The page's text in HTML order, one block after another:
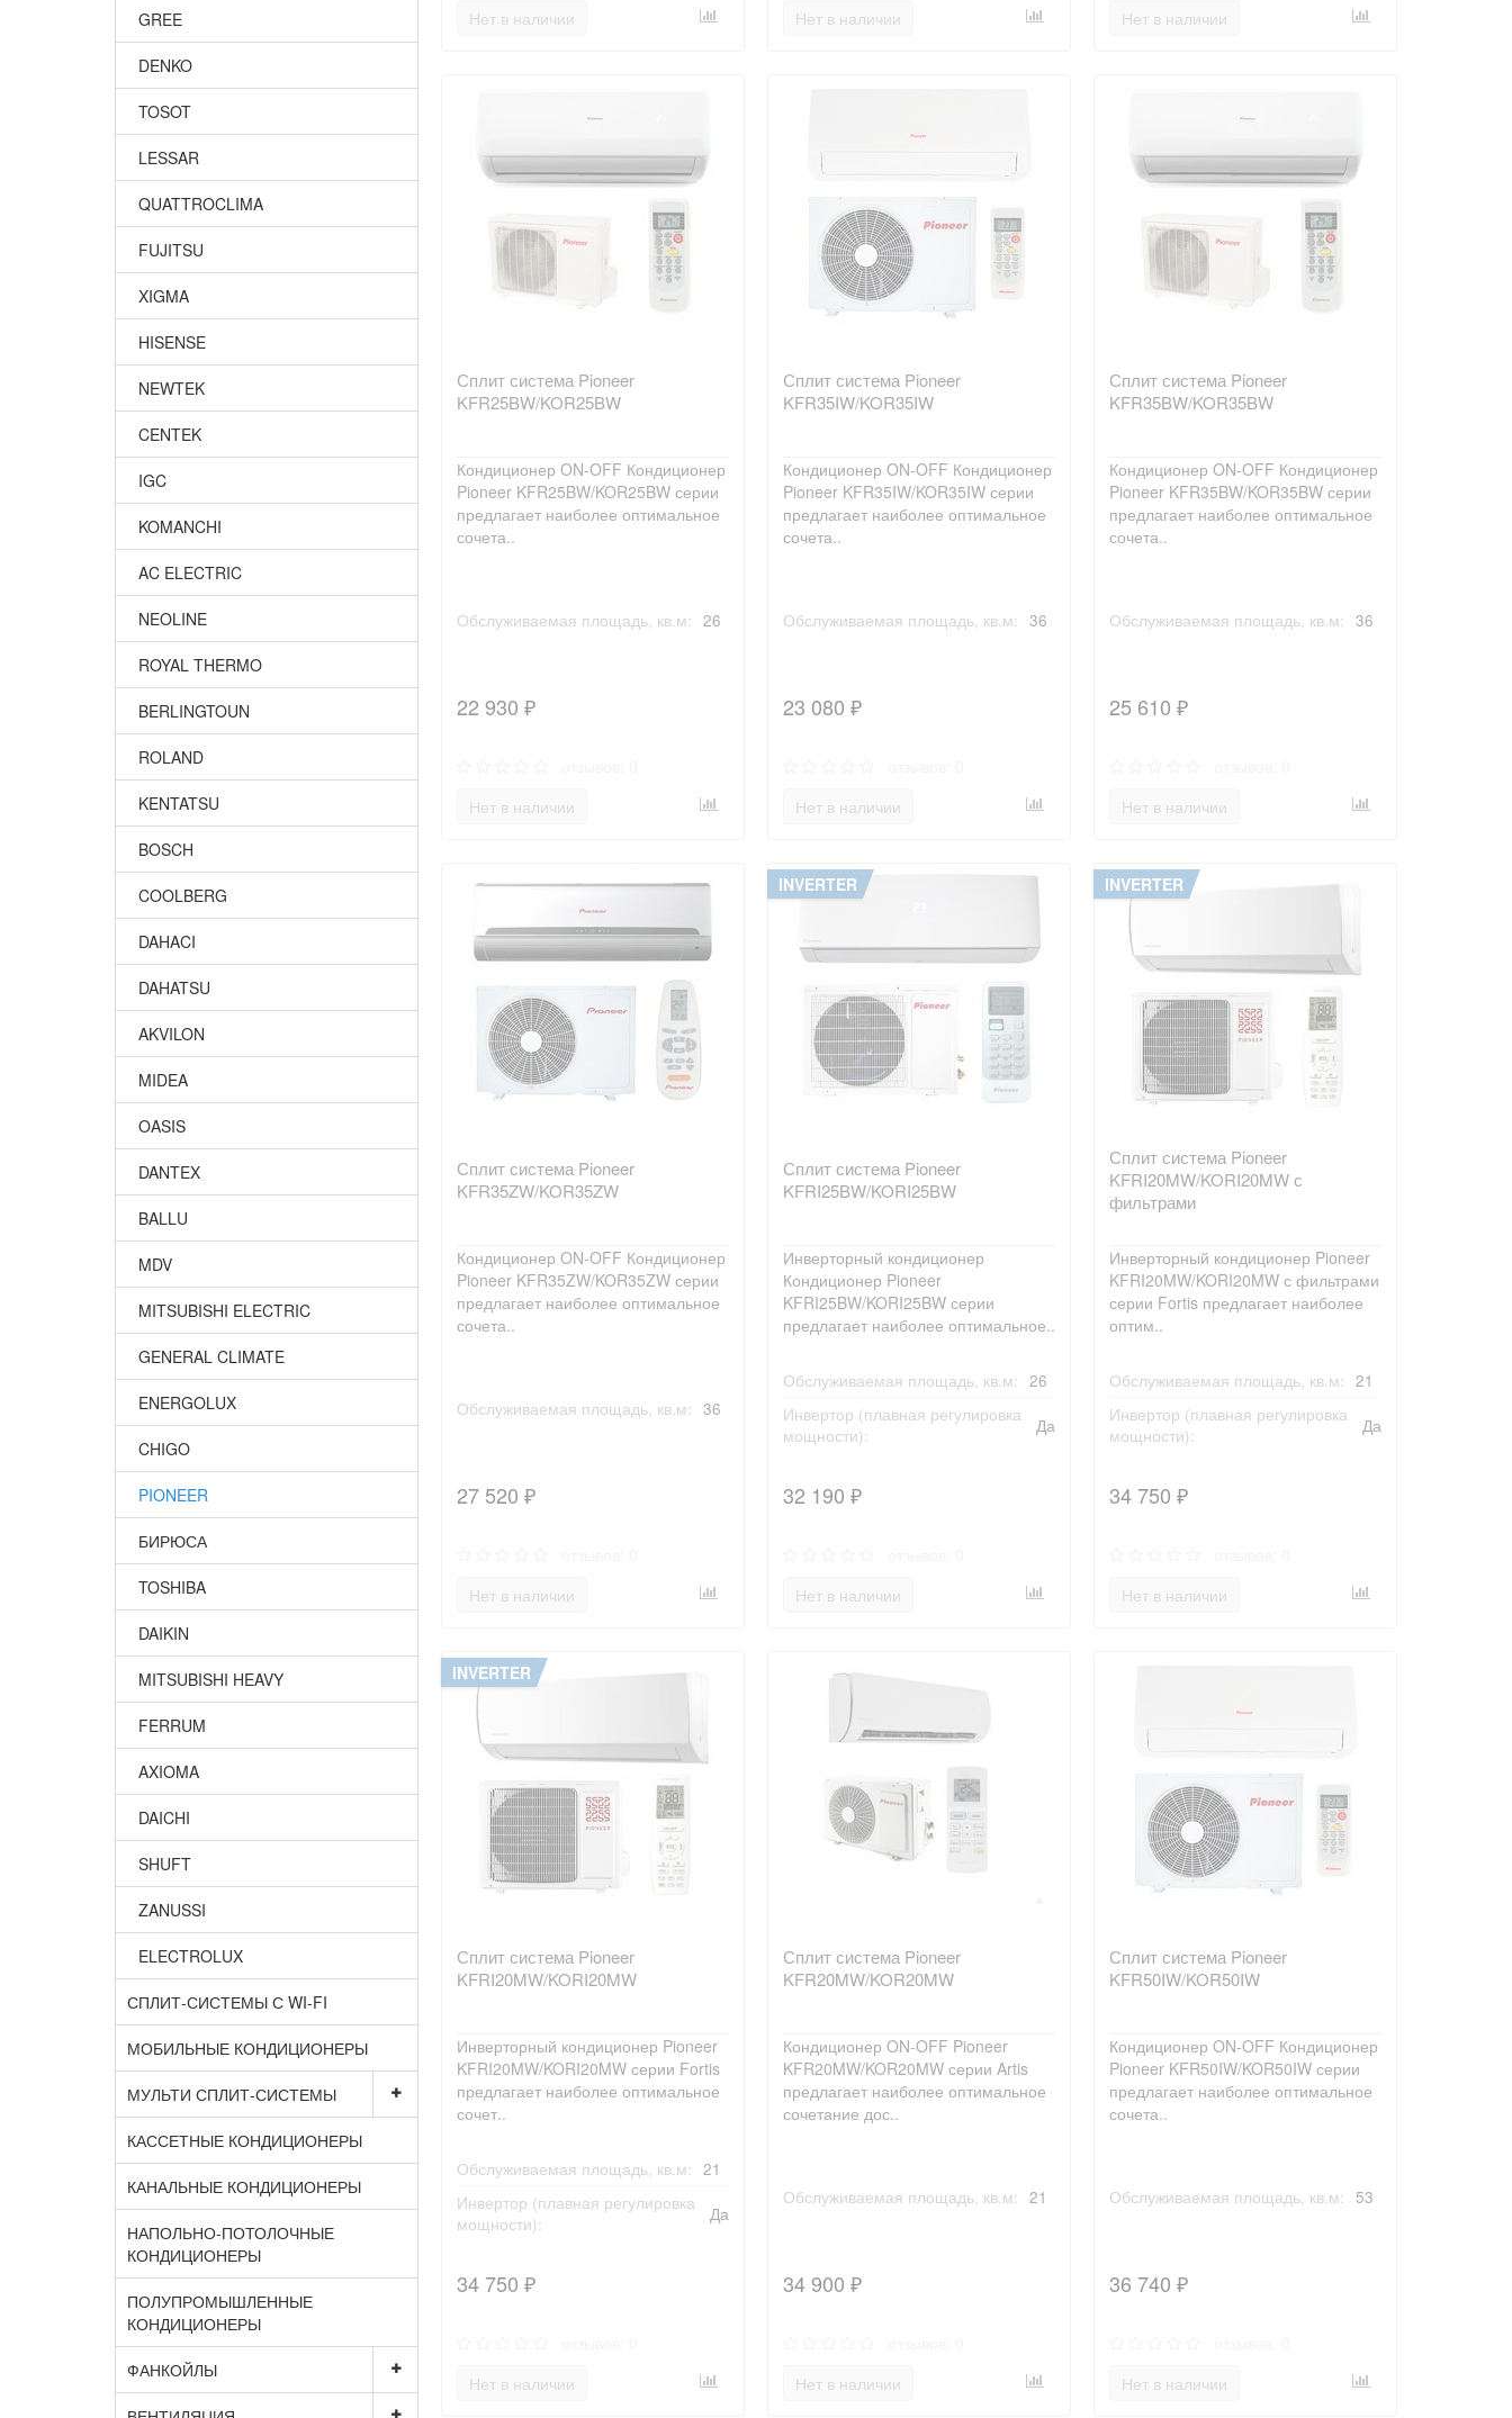
GREE
DENKO
TOSOT
LESSAR
QUATTROCLIMA
FUJITSU
XIGMA
HISENSE
NEWTEK
CENTEK
IGC
KOMANCHI
AC ELECTRIC
NEOLINE
ROYAL THERMO
BERLINGTOUN
ROLAND
KENTATSU
BOSCH
COOLBERG
DAHACI
DAHATSU
AKVILON
MIDEA
OASIS
DANTEX
BALLU
MDV
MITSUBISHI ELECTRIC
GENERAL CLIMATE
ENERGOLUX
CHIGO
PIONEER
БИРЮСА
TOSHIBA
DAIKIN
MITSUBISHI HEAVY
FERRUM
AXIOMA
DAICHI
SHUFT
ZANUSSI
ELECTROLUX
СПЛИТ-СИСТЕМЫ С WI-FI
МОБИЛЬНЫЕ КОНДИЦИОНЕРЫ
МУЛЬТИ СПЛИТ-СИСТЕМЫ
КАССЕТНЫЕ КОНДИЦИОНЕРЫ
КАНАЛЬНЫЕ КОНДИЦИОНЕРЫ
НАПОЛЬНО-ПОТОЛОЧНЫЕ
КОНДИЦИОНЕРЫ
ПОЛУПРОМЫШЛЕННЫЕ
КОНДИЦИОНЕРЫ
ФАНКОЙЛЫ
Нет в наличии
Нет в наличии
Нет в наличии
Сплит система Pioneer
KFR25BW/KOR25BW
Кондиционер ON-OFF Кондиционер
Pioneer KFR25BW/KOR25BW серии
предлагает наиболее оптимальное
сочета..
Обслуживаемая площадь, кв.м: 26
22 930 ₽
Нет в наличии
Сплит система Pioneer
KFR35IW/KOR35IW
Кондиционер ON-OFF Кондиционер
Pioneer KFR35IW/KOR35IW серии
предлагает наиболее оптимальное
сочета..
Обслуживаемая площадь, кв.м: 36
23 080 ₽
Нет в наличии
Сплит система Pioneer
KFR35BW/KOR35BW
Кондиционер ON-OFF Кондиционер
Pioneer KFR35BW/KOR35BW серии
предлагает наиболее оптимальное
сочета..
Обслуживаемая площадь, кв.м: 36
25 610 ₽
Нет в наличии
Сплит система Pioneer
KFR35ZW/KOR35ZW
Кондиционер ON-OFF Кондиционер
Pioneer KFR35ZW/KOR35ZW серии
предлагает наиболее оптимальное
сочета..
Обслуживаемая площадь, кв.м: 36
27 520 ₽
Нет в наличии
INVERTER
Сплит система Pioneer
KFRI25BW/KORI25BW
Инверторный кондиционер
Кондиционер Pioneer
KFRI25BW/KORI25BW серии
предлагает наиболее оптимальное..
Обслуживаемая площадь, кв.м: 26
Инвертор (плавная регулировка
мощности):
Да
32 190 ₽
Нет в наличии
INVERTER
Сплит система Pioneer
KFRI20MW/KORI20MW с
фильтрами
Инверторный кондиционер Pioneer
KFRI20MW/KORI20MW с фильтрами
серии Fortis предлагает наиболее
оптим..
Обслуживаемая площадь, кв.м: 21
Инвертор (плавная регулировка
мощности):
Да
34 750 ₽
Нет в наличии
INVERTER
Сплит система Pioneer
KFRI20MW/KORI20MW
Инверторный кондиционер Pioneer
KFRI20MW/KORI20MW серии Fortis
предлагает наиболее оптимальное
сочет..
Обслуживаемая площадь, кв.м: 21
Инвертор (плавная регулировка
мощности):
Да
34 750 ₽
Нет в наличии
Сплит система Pioneer
KFR20MW/KOR20MW
Кондиционер ON-OFF Pioneer
KFR20MW/KOR20MW серии Artis
предлагает наиболее оптимальное
сочетание дос..
Обслуживаемая площадь, кв.м: 21
34 900 ₽
Нет в наличии
Сплит система Pioneer
KFR50IW/KOR50IW
Кондиционер ON-OFF Кондиционер
Pioneer KFR50IW/KOR50IW серии
предлагает наиболее оптимальное
сочета..
Обслуживаемая площадь, кв.м: 53
36 740 ₽
Нет в наличии